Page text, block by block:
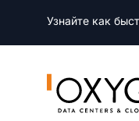
main
Узнайте как